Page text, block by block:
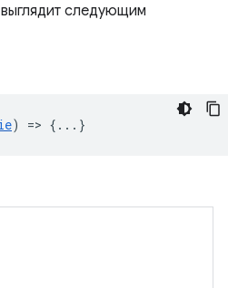
выглядит следующим
) => {...}